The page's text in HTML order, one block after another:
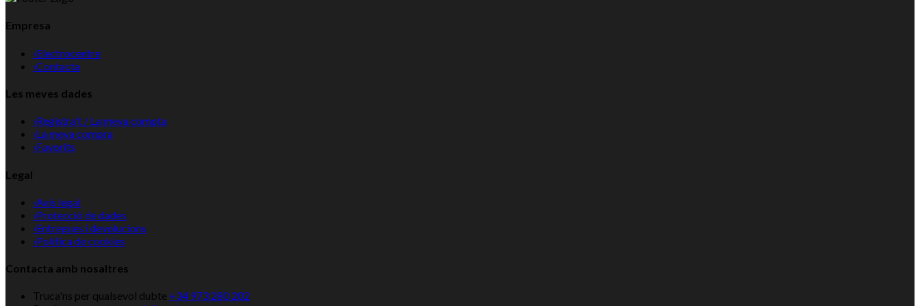
Empresa
›Electrocentre
›Contacta
Les meves dades
›Registra't / La meva compta
›La meva compra
›Favorits
Legal
›Avís legal
›Protecció de dades
›Entregues i devolucions
›Política de cookies
Contacta amb nosaltres
Truca'ns per qualsevol dubte +34 973 280 202